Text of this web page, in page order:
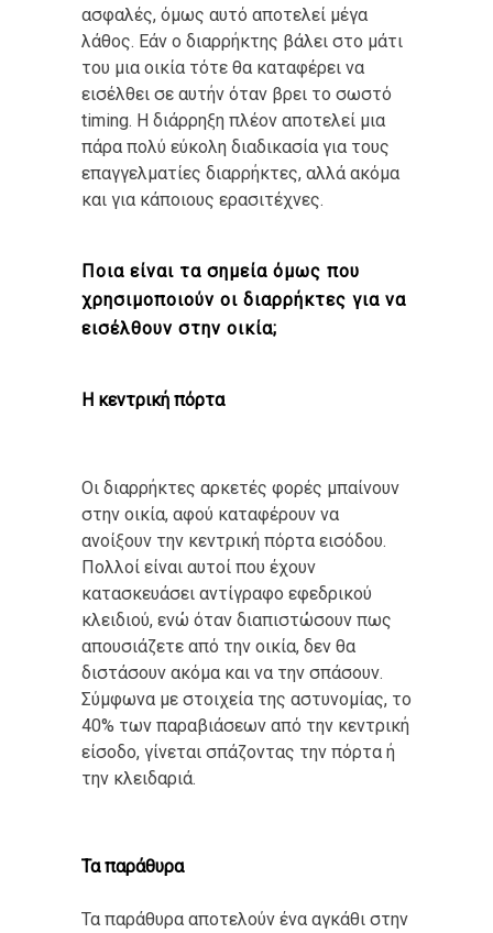
ασφαλές, όμως αυτό αποτελεί μέγα
λάθος. Εάν ο διαρρήκτης βάλει στο μάτι
του μια οικία τότε θα καταφέρει να
εισέλθει σε αυτήν όταν βρει το σωστό
timing. Η διάρρηξη πλέον αποτελεί μια
πάρα πολύ εύκολη διαδικασία για τους
επαγγελματίες διαρρήκτες, αλλά ακόμα
και για κάποιους ερασιτέχνες.
Ποια είναι τα σημεία όμως που
χρησιμοποιούν οι διαρρήκτες για να
εισέλθουν στην οικία;
Η κεντρική πόρτα
Οι διαρρήκτες αρκετές φορές μπαίνουν
στην οικία, αφού καταφέρουν να
ανοίξουν την κεντρική πόρτα εισόδου.
Πολλοί είναι αυτοί που έχουν
κατασκευάσει αντίγραφο εφεδρικού
κλειδιού, ενώ όταν διαπιστώσουν πως
απουσιάζετε από την οικία, δεν θα
διστάσουν ακόμα και να την σπάσουν.
Σύμφωνα με στοιχεία της αστυνομίας, το
40% των παραβιάσεων από την κεντρική
είσοδο, γίνεται σπάζοντας την πόρτα ή
την κλειδαριά.
Τα παράθυρα
Τα παράθυρα αποτελούν ένα αγκάθι στην